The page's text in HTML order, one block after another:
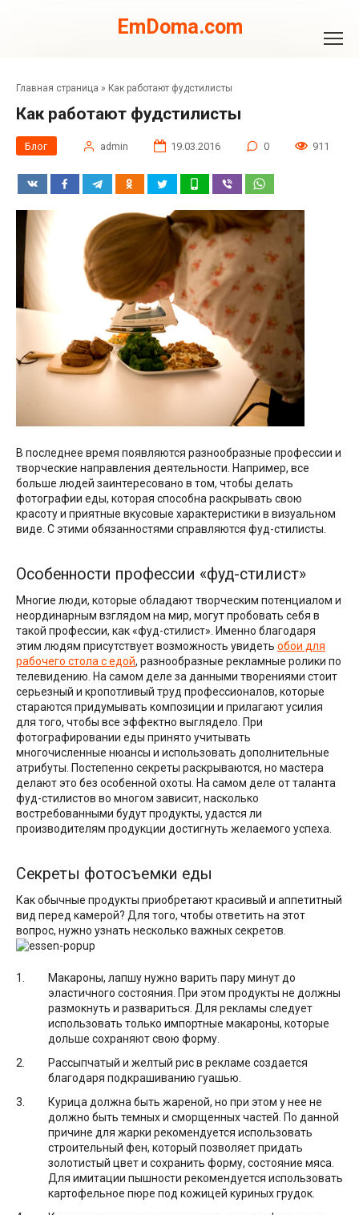
EmDoma.com
Главная страница » Как работают фудстилисты
Как работают фудстилисты
Блог admin 19.03.2016 0 911
В последнее время появляются разнообразные профессии и
творческие направления деятельности. Например, все
больше людей заинтересовано в том, чтобы делать
фотографии еды, которая способна раскрывать свою
красоту и приятные вкусовые характеристики в визуальном
виде. С этими обязанностями справляются фуд-стилисты.
Особенности профессии «фуд-стилист»
Многие люди, которые обладают творческим потенциалом и
неординарным взглядом на мир, могут пробовать себя в
такой профессии, как «фуд-стилист». Именно благодаря
этим людям присутствует возможность увидеть обои для
рабочего стола с едой, разнообразные рекламные ролики по
телевидению. На самом деле за данными творениями стоит
серьезный и кропотливый труд профессионалов, которые
стараются придумывать композиции и прилагают усилия
для того, чтобы все эффектно выглядело. При
фотографировании еды принято учитывать
многочисленные нюансы и использовать дополнительные
атрибуты. Постепенно секреты раскрываются, но мастера
делают это без особенной охоты. На самом деле от таланта
фуд-стилистов во многом зависит, насколько
востребованными будут продукты, удастся ли
производителям продукции достигнуть желаемого успеха.
Секреты фотосъемки еды
Как обычные продукты приобретают красивый и аппетитный
вид перед камерой? Для того, чтобы ответить на этот
вопрос, нужно узнать несколько важных секретов.
Макароны, лапшу нужно варить пару минут до
эластичного состояния. При этом продукты не должны
размокнуть и развариться. Для рекламы следует
использовать только импортные макароны, которые
дольше сохраняют свою форму.
Рассыпчатый и желтый рис в рекламе создается
благодаря подкрашиванию гуашью.
Курица должна быть жареной, но при этом у нее не
должно быть темных и сморщенных частей. По данной
причине для жарки рекомендуется использовать
строительный фен, который позволяет придать
золотистый цвет и сохранить форму, состояние мяса.
Для имитации пышности рекомендуется использовать
картофельное пюре под кожицей куриных грудок.